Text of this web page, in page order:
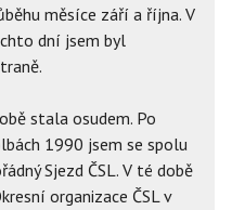
měsíce září a října. V
dní jsem byl
stala osudem. Po
1990 jsem se spolu
Sjezd ČSL. V té době
organizace ČSL v